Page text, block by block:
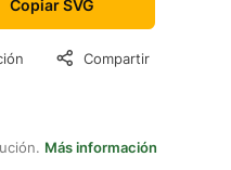
Copiar SVG
Compartir
Más información